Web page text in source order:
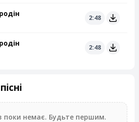
2:48
2:48
поки немає. Будьте першим.